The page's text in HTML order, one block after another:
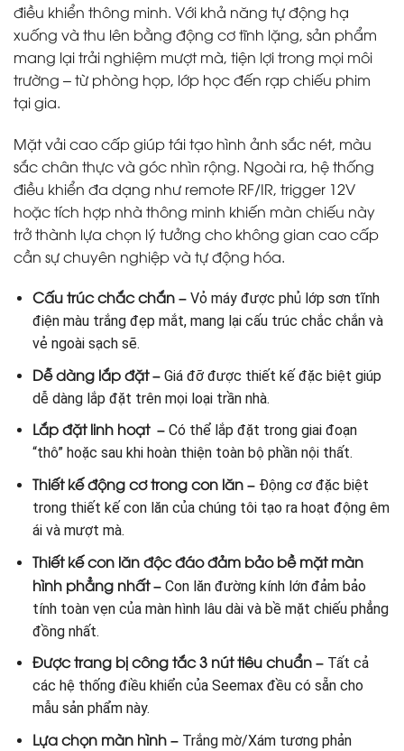
điều khiển thông minh. Với khả năng tự động hạ
xuống và thu lên bằng động cơ tĩnh lặng, sản phẩm
mang lại trải nghiệm mượt mà, tiện lợi trong mọi môi
trường – từ phòng họp, lớp học đến rạp chiếu phim
tại gia.
Mặt vải cao cấp giúp tái tạo hình ảnh sắc nét, màu
sắc chân thực và góc nhìn rộng. Ngoài ra, hệ thống
điều khiển đa dạng như remote RF/IR, trigger 12V
hoặc tích hợp nhà thông minh khiến màn chiếu này
trở thành lựa chọn lý tưởng cho không gian cao cấp
cần sự chuyên nghiệp và tự động hóa.
Cấu trúc chắc chắn –Vỏ máy được phủ lớp sơn tĩnh
điện màu trắng đẹp mắt, mang lại cấu trúc chắc chắn và
vẻ ngoài sạch sẽ.
Dễ dàng lắp đặt –Giá đỡ được thiết kế đặc biệt giúp
dễ dàng lắp đặt trên mọi loại trần nhà.
Lắp đặt linh hoạt –Có thể lắp đặt trong giai đoạn
“thô” hoặc sau khi hoàn thiện toàn bộ phần nội thất.
Thiết kế động cơ trong con lăn –Động cơ đặc biệt
trong thiết kế con lăn của chúng tôi tạo ra hoạt động êm
ái và mượt mà.
Thiết kế con lăn độc đáo đảm bảo bề mặt màn
hình phẳng nhất –Con lăn đường kính lớn đảm bảo
tính toàn vẹn của màn hình lâu dài và bề mặt chiếu phẳng
đồng nhất.
Được trang bị công tắc 3 nút tiêu chuẩn –Tất cả
các hệ thống điều khiển của Seemax đều có sẵn cho
mẫu sản phẩm này.
Lựa chọn màn hình –Trắng mờ/Xám tương phản